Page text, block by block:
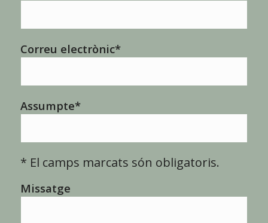
Correu electrònic*
Assumpte*
* El camps marcats són obligatoris.
Missatge